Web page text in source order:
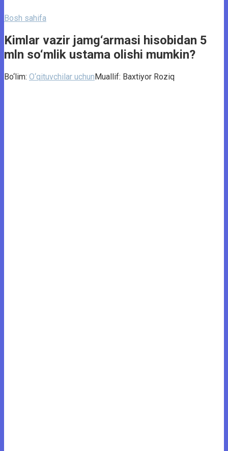
Bosh sahifa
Kimlar vazir jamg‘armasi hisobidan 5
mln so‘mlik ustama olishi mumkin?
Bo‘lim: O‘qituvchilar uchunMuallif: Baxtiyor Roziq